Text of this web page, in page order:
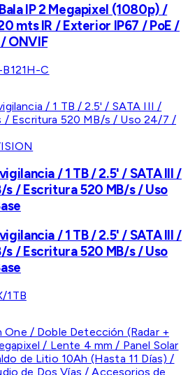
IP 2 Megapixel (1080p) /
mts IR / Exterior IP67 / PoE /
ONVIF
C
/ 1 TB / 2.5' / SATA III /
s / Escritura 520 MB/s / Uso
/ 1 TB / 2.5' / SATA III /
s / Escritura 520 MB/s / Uso
1TB